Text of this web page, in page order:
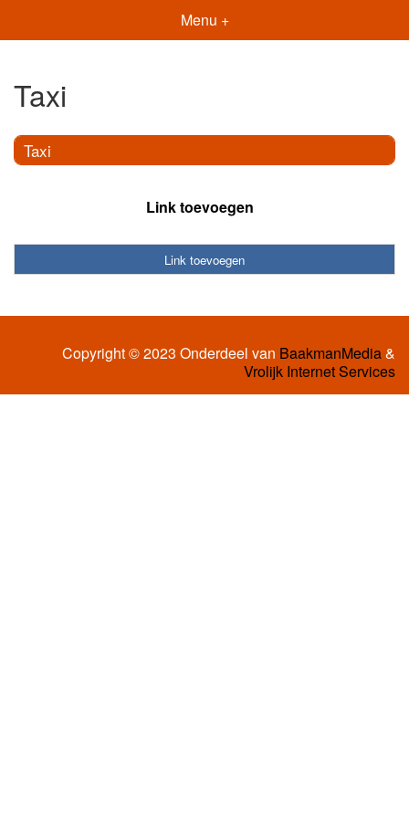
Menu +
Taxi
Taxi
Link toevoegen
Link toevoegen
Copyright © 2023 Onderdeel van BaakmanMedia&
Vrolijk Internet Services